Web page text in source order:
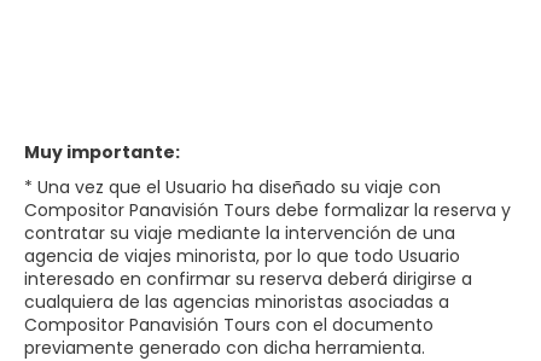
Muy importante:
* Una vez que el Usuario ha diseñado su viaje con
Compositor Panavisión Tours debe formalizar la reserva y
contratar su viaje mediante la intervención de una
agencia de viajes minorista, por lo que todo Usuario
interesado en confirmar su reserva deberá dirigirse a
cualquiera de las agencias minoristas asociadas a
Compositor Panavisión Tours con el documento
previamente generado con dicha herramienta.